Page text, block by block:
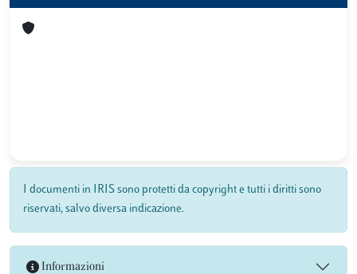
I documenti in IRIS sono protetti da copyright e tutti i diritti sono
riservati, salvo diversa indicazione.
Informazioni